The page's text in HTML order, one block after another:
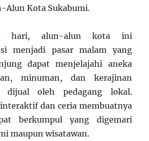
Alun Kota Sukabumi.
hari, alun-alun kota ini
menjadi pasar malam yang
dapat menjelajahi aneka
minuman, dan kerajinan
dijual oleh pedagang lokal.
interaktif dan ceria membuatnya
berkumpul yang digemari
maupun wisatawan.